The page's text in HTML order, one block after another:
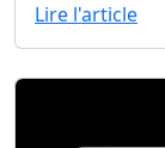
Lire l'article